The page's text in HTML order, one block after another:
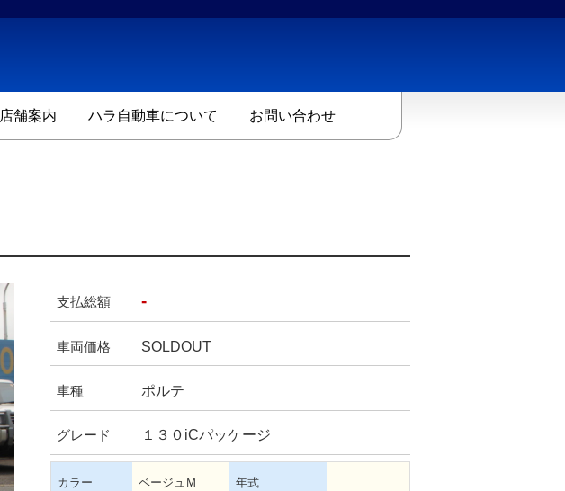
店舗案内 ハラ自動車について お問い合わせ
支払総額 -
車両価格 SOLDOUT
車種 ポルテ
グレード １３０iCパッケージ
カラー ベージュＭ 年式